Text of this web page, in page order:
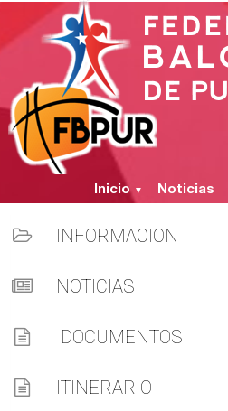
Inicio ▼ Noticias
INFORMACION
NOTICIAS
DOCUMENTOS
ITINERARIO